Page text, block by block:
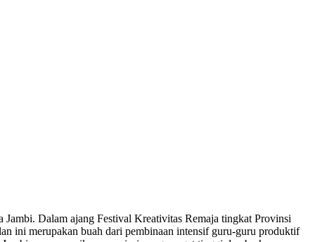
videografi, serta ilustrasi digital dan media interaktif.
penerapan teknologi EFI (Electronic Fuel Injection).